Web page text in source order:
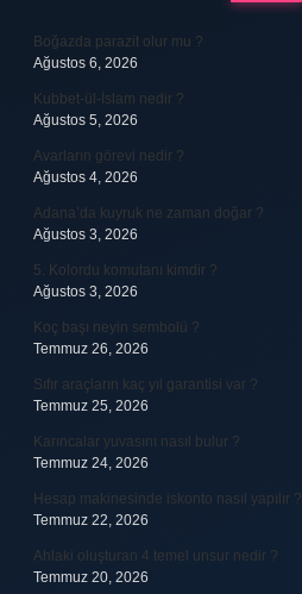
Boğazda parazit olur mu ?
Ağustos 6, 2026
Kubbet-ül-İslam nedir ?
Ağustos 5, 2026
Avarların görevi nedir ?
Ağustos 4, 2026
Adana’da kuyruk ne zaman doğar ?
Ağustos 3, 2026
5. Kolordu komutanı kimdir ?
Ağustos 3, 2026
Koç başı neyin sembolü ?
Temmuz 26, 2026
Sıfır araçların kaç yıl garantisi var ?
Temmuz 25, 2026
Karıncalar yuvasını nasıl bulur ?
Temmuz 24, 2026
Hesap makinesinde iskonto nasıl yapılır ?
Temmuz 22, 2026
Ahlaki oluşturan 4 temel unsur nedir ?
Temmuz 20, 2026